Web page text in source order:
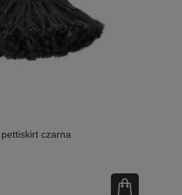
czarna